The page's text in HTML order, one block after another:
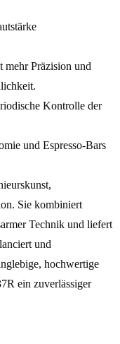
mehr Präzision und
Kontrolle der
und Espresso‑Bars
Sie kombiniert
Technik und liefert
und
hochwertige
ein zuverlässiger